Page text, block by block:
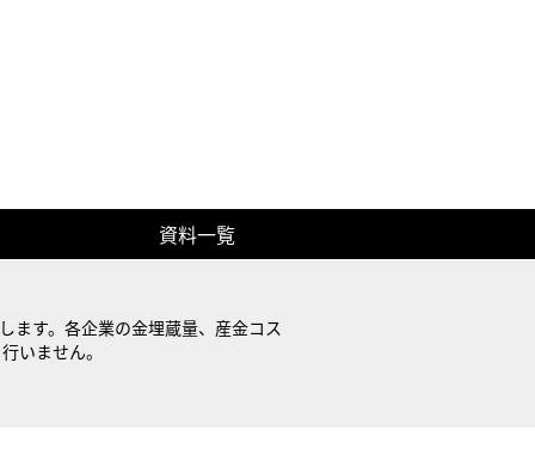
資料一覧
ます。各企業の金埋蔵量、産金コス
いません。